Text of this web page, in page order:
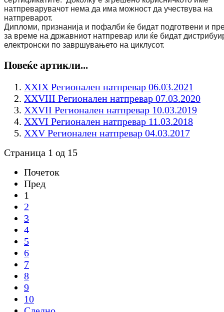
натпреварувачот нема да има можност да учествува на
натпреварот.
Дипломи, признанија и пофалби ќе бидат подготвени и
за време на државниот натпревар или ќе бидат
електронски по завршувањето на циклусот.
Повеќе артикли...
XXIX Регионален натпревар 06.03.2021
XXVIII Регионален натпревар 07.03.2020
XXVII Регионален натпревар 10.03.2019
XXVI Регионален натпревар 11.03.2018
XXV Регионален натпревар 04.03.2017
Страница 1 од 15
Почеток
Пред
1
2
3
4
5
6
7
8
9
10